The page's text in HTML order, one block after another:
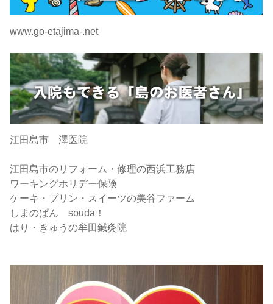
www.go-etajima-.net
江田島市 澤医院
江田島市のリフォーム・修理の西浜工務店
ワーキングホリデー保険
ケーキ・プリン・スイーツの美谷ファーム
しまのぱん souda！
はり・きゅうの牟田鍼灸院